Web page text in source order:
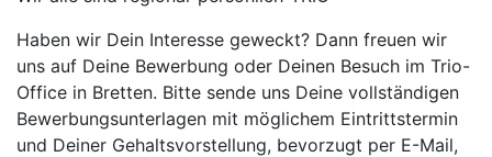
Haben wir Dein Interesse geweckt? Dann freuen wir
uns auf Deine Bewerbung oder Deinen Besuch im Trio-
Office in Bretten. Bitte sende uns Deine vollständigen
Bewerbungsunterlagen mit möglichem Eintrittstermin
und Deiner Gehaltsvorstellung, bevorzugt per E-Mail,